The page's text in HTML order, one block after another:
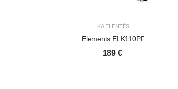
KAITLENTĖS
Elements ELK110PF
189 €